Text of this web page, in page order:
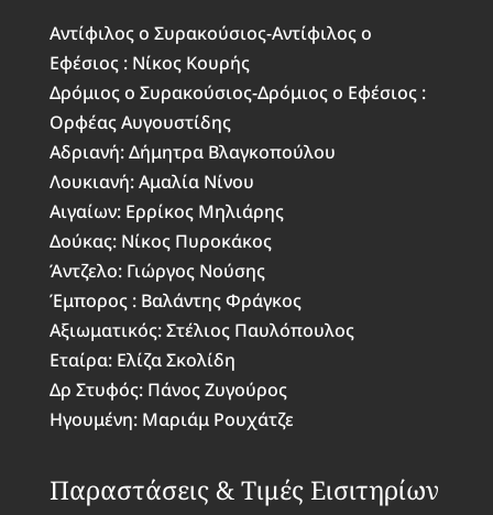
Αντίφιλος o Συρακούσιος-Αντίφιλος o
Εφέσιος : Νίκος Κουρής
Δρόμιος ο Συρακούσιος-Δρόμιος ο Εφέσιος :
Ορφέας Αυγουστίδης
Αδριανή: Δήμητρα Βλαγκοπούλου
Λουκιανή: Αμαλία Νίνου
Αιγαίων: Ερρίκος Μηλιάρης
Δούκας: Νίκος Πυροκάκος
Άντζελο: Γιώργος Νούσης
Έμπορος : Βαλάντης Φράγκος
Αξιωματικός: Στέλιος Παυλόπουλος
Εταίρα: Ελίζα Σκολίδη
Δρ Στυφός: Πάνος Ζυγούρος
Ηγουμένη: Μαριάμ Ρουχάτζε
Παραστάσεις & Τιμές Eισιτηρίων